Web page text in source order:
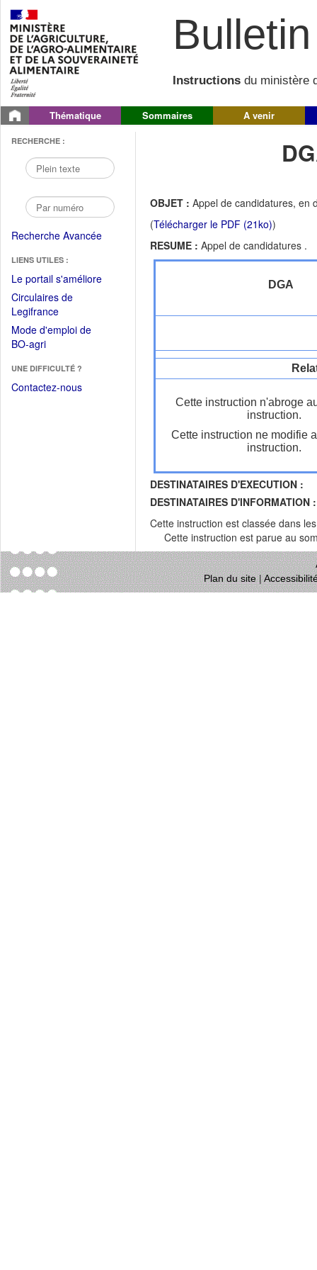
Instructions du ministère
Thématique Sommaires A venir
RECHERCHE :
Recherche Avancée
LIENS UTILES :
Le portail s'améliore(Fichier
Circulaires de
Legifrance(Ouvrir
dans
une
fenêtre)
Mode d'emploi de
BO-agri(Ouvrir
une
nouvelle
UNE DIFFICULTÉ ?
Contactez-nous
OBJET : Appel de candidatures, en
(Télécharger le PDF (21ko))
RESUME : Appel de candidatures .
DGA
Cette instruction n'abroge
instruction.
Cette instruction ne modifie
instruction.
DESTINATAIRES D'EXECUTION :
DESTINATAIRES D'INFORMATION :
Cette instruction est classée dans
Cette instruction est parue au
Plan du site|